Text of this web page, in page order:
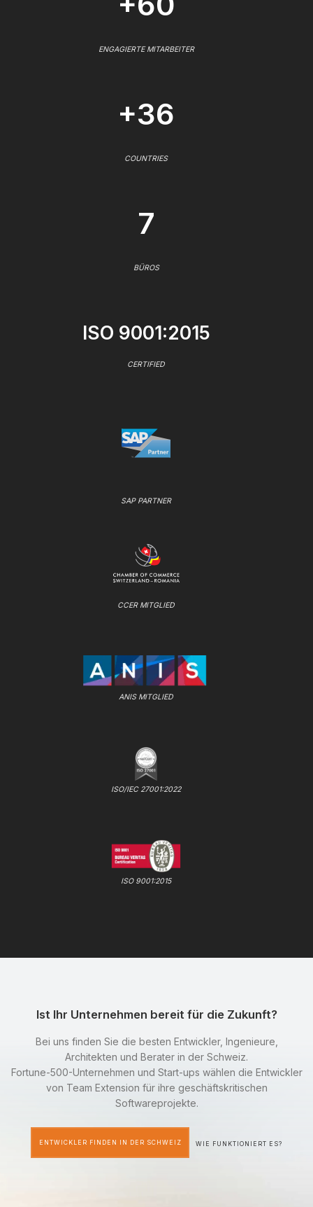
ENGAGIERTE MITARBEITER
+36
COUNTRIES
7
BÜROS
ISO 9001:2015
CERTIFIED
SAP PARTNER
CCER MITGLIED
ANIS MITGLIED
ISO/IEC 27001:2022
ISO 9001:2015
Ist Ihr Unternehmen bereit für die Zukunft?
Bei uns finden Sie die besten Entwickler, Ingenieure,
Architekten und Berater in der Schweiz.
Fortune-500-Unternehmen und Start-ups wählen die Entwickler
von Team Extension für ihre geschäftskritischen
Softwareprojekte.
ENTWICKLER FINDEN IN DER SCHWEIZ WIE FUNKTIONIERT ES?